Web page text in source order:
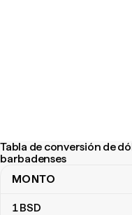
Tabla de conversión de
barbadenses
Tabla de conversión de
MONTO
1BSD